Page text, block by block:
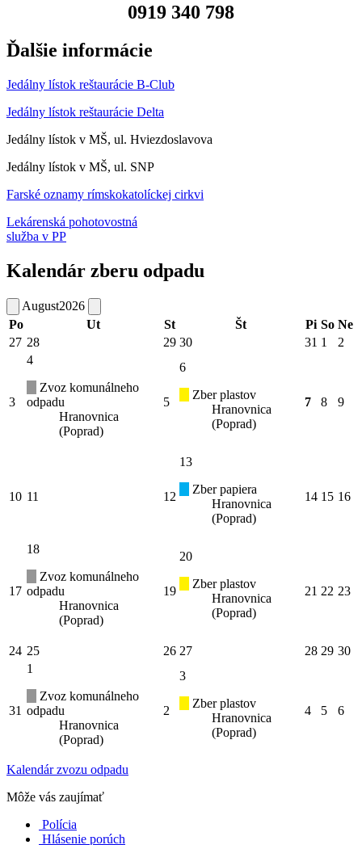
0919 340 798
Ďalšie informácie
Jedálny lístok reštaurácie B-Club
Jedálny lístok reštaurácie Delta
Jedálny lístok v MŠ, ul. Hviezdoslavova
Jedálny lístok v MŠ, ul. SNP
Farské oznamy rímskokatolíckej cirkvi
Lekárenská pohotovostná
služba v PP
Kalendár zberu odpadu
August2026
Po
Ut St Št Pi So Ne
27 28 29 30 31 1 2
3
4
Zvoz komunálneho
odpadu
Hranovnica
(Poprad)
5
6
Zber plastov
Hranovnica
(Poprad)
7 8 9
10 11 12
13
Zber papiera
Hranovnica
(Poprad)
14 15 16
17
18
Zvoz komunálneho
odpadu
Hranovnica
(Poprad)
19
20
Zber plastov
Hranovnica
(Poprad)
21 22 23
24 25 26 27 28 29 30
31
1
Zvoz komunálneho
odpadu
Hranovnica
(Poprad)
2
3
Zber plastov
Hranovnica
(Poprad)
4 5 6
Kalendár zvozu odpadu
Môže vás zaujímať
Polícia
Hlásenie porúch